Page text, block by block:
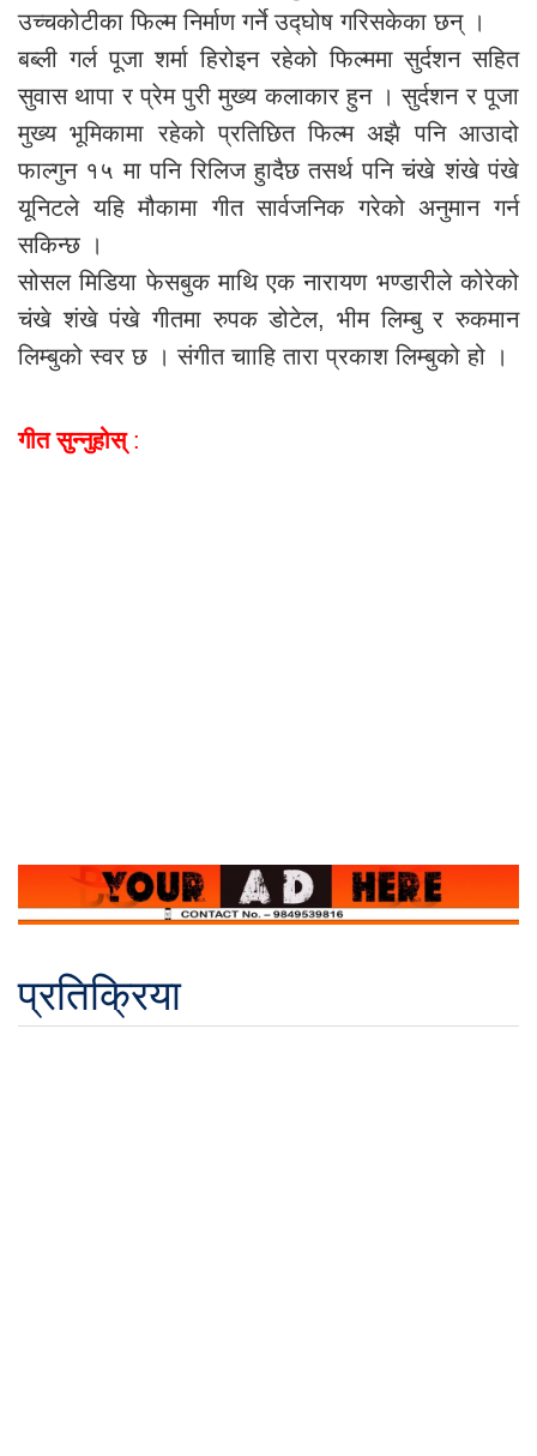
उच्चकोटीका फिल्म निर्माण गर्ने उद्घोष गरिसकेका छन् ।
बब्ली गर्ल पूजा शर्मा हिरोइन रहेको फिल्ममा सुर्दशन सहित
सुवास थापा र प्रेम पुरी मुख्य कलाकार हुन । सुर्दशन र पूजा
मुख्य भूमिकामा रहेको प्रतिछित फिल्म अझै पनि आउादो
फाल्गुन १५ मा पनि रिलिज हुादैछ तसर्थ पनि चंखे शंखे पंखे
यूनिटले यहि मौकामा गीत सार्वजनिक गरेको अनुमान गर्न
सकिन्छ ।
सोसल मिडिया फेसबुक माथि एक नारायण भण्डारीले कोरेको
चंखे शंखे पंखे गीतमा रुपक डोटेल, भीम लिम्बु र रुकमान
लिम्बुको स्वर छ । संगीत चााहि तारा प्रकाश लिम्बुको हो ।
गीत सुन्नुहोस्:
प्रतिक्रिया